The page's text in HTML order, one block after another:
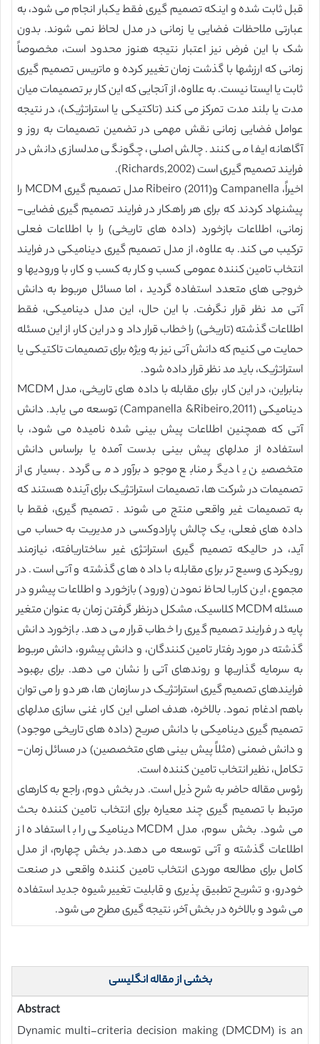
قبل ثابت شده و اینکه تصمیم گیری فقط یکبار انجام می شود، به
عبارتی ملاحظات فضایی یا زمانی در مدل لحاظ نمی شوند. بدون
شک با این فرض نیز اعتبار نتیجه هنوز محدود است، مخصوصاً
زمانی که ارزشها با گذشت زمان تغییر کرده و ماتریس تصمیم گیری
ثابت یا ایستا نیست. به علاوه، از آنجایی که این کار بر تصمیمات میان
مدت یا بلند مدت تمرکز می کند (تاکتیکی یا استراتژیک)، در نتیجه
عوامل فضایی زمانی نقش مهمی در تضمین تصمیمات به روز و
آگاهانه ایفا می کنند. چالش اصلی، چگونگی مدلسازی دانش در
فرایند تصمیم گیری است (Richards,2002).
اخیراً، Campanella وRibeiro (2011) مدل تصمیم گیری MCDM را
پیشنهاد کردند که برای هر راهکار در فرایند تصمیم گیری فضایی-
زمانی، اطلاعات بازخورد (داده های تاریخی) را با اطلاعات فعلی
ترکیب می کند. به علاوه، از مدل تصمیم گیری دینامیکی در فرایند
انتخاب تامین کننده عمومی کسب و کار به کسب و کار، با ورودیها و
خروجی های متعدد استفاده گردید ، اما مسائل مربوط به دانش
آتی مد نظر قرار نگرفت. با این حال، این مدل دینامیکی، فقط
اطلاعات گذشته (تاریخی) را خطاب قرار داد و در این کار، از این مسئله
حمایت می کنیم که دانش آتی نیز به ویژه برای تصمیمات تاکتیکی یا
استراتژیک، باید مد نظر قرار داده شود.
بنابراین، در این کار، برای مقابله با داده های تاریخی، مدل MCDM
دینامیکی (Campanella &Ribeiro,2011) توسعه می یابد. دانش
آتی که همچنین اطلاعات پیش بینی شده نامیده می شود، با
استفاده از مدلهای پیش بینی بدست آمده یا براساس دانش
متخصصین یا دیگر منابع موجود برآورد می گردد. بسیاری از
تصمیمات در شرکت ها، تصمیمات استراتژیک برای آینده هستند که
به تصمیمات غیر واقعی منتج می شوند . تصمیم گیری، فقط با
داده های فعلی، یک چالش پارادوکسی در مدیریت به حساب می
آید، در حالیکه تصمیم گیری استراتژی غیر ساختاریافته، نیازمند
رویکردی وسیع تر برای مقابله با داده های گذشته و آتی است. در
مجموع، این کاربا لحاظ نمودن (ورود) بازخورد و اطلاعات پیشرو در
مسئله MCDM کلاسیک، مشکل درنظر گرفتن زمان به عنوان متغیر
پایه در فرایند تصمیم گیری را خطاب قرار می دهد. بازخورد دانش
گذشته در مورد رفتار تامین کنندگان، و دانش پیشرو، دانش مربوط
به سرمایه گذاریها و روندهای آتی را نشان می دهد. برای بهبود
فرایندهای تصمیم گیری استراتژیک در سازمان ها، هر دو را می توان
باهم ادغام نمود. بالاخره، هدف اصلی این کار، غنی سازی مدلهای
تصمیم گیری دینامیکی با دانش صریح (داده های تاریخی موجود)
و دانش ضمنی (مثلاً پیش بینی های متخصصین) در مسائل زمان-
تکامل، نظیر انتخاب تامین کننده است.
رئوس مقاله حاضر به شرح ذیل است. در بخش دوم، راجع به کارهای
مرتبط با تصمیم گیری چند معیاره برای انتخاب تامین کننده بحث
می شود. بخش سوم، مدل MCDM دینامیکی را با استفاده از
اطلاعات گذشته و آتی توسعه می دهد.در بخش چهارم، از مدل
کامل برای مطالعه موردی انتخاب تامین کننده واقعی در صنعت
خودرو، و تشریح تطبیق پذیری و قابلیت تغییر شیوه جدید استفاده
می شود و بالاخره در بخش آخر، نتیجه گیری مطرح می شود.
بخشی از مقاله انگلیسی
Abstract
Dynamic multi-criteria decision making (DMCDM) is an